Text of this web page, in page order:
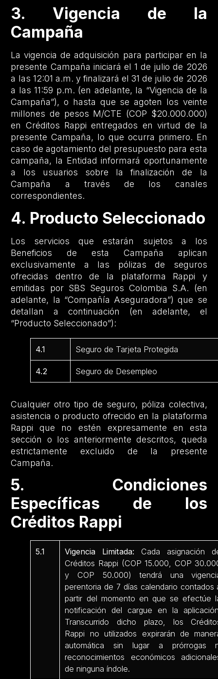
3. Vigencia de la
Campaña
La vigencia de adquisición para participar en la
presente Campaña iniciará el 1 de julio de 2026
a las 12:01 a.m. y finalizará el 31 de julio de 2026
a las 11:59 p.m. (en adelante, la “Vigencia de la
Campaña”), o hasta que se agoten los veinte
millones de pesos M/CTE (COP $20.000.000)
en Créditos Rappi entregados en virtud de la
presente Campaña, lo que ocurra primero. En
caso de agotamiento del presupuesto para esta
campaña, la Entidad informará oportunamente
a los usuarios sobre la finalización de la
Campaña a través de los canales
correspondientes.
4. Producto Seleccionado
Los servicios que estarán sujetos a los
Beneficios de esta Campaña aplican
exclusivamente a las pólizas de seguros
ofrecidas dentro de la plataforma Rappi y
emitidas por SBS Seguros Colombia S.A. (en
adelante, la “Compañía Aseguradora”) que se
detallan a continuación (en adelante, el
“Producto Seleccionado”):
4.1 Seguro de Tarjeta Protegida
4.2 Seguro de Desempleo
Cualquier otro tipo de seguro, póliza colectiva,
asistencia o producto ofrecido en la plataforma
Rappi que no estén expresamente en esta
sección o los anteriormente descritos, queda
estrictamente excluido de la presente
Campaña.
5. Condiciones
Específicas de los
Créditos Rappi
5.1 Vigencia Limitada: Cada asignación
Créditos Rappi (COP 15.000, COP
y COP 50.000) tendrá una
perentoria de 7 días calendario contados
partir del momento en que se efectúe
notificación del cargue en la
Transcurrido dicho plazo, los
Rappi no utilizados expirarán de
automática sin lugar a prórrogas
reconocimientos económicos
de ninguna índole.